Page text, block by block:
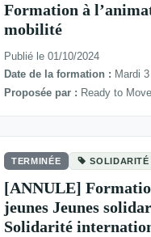
Formation à
mobilité
Publié le 01/10/2024
Date de la formation : Mardi
Proposée par : Ready to Move
TERMINÉE
[ANNULE]
jeunes Jeunes
Solidarité